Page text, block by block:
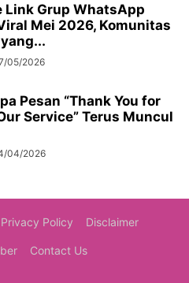
Link Grup WhatsApp
Mei 2026, Komunitas
05/2026
Pesan “Thank You for
Service” Terus Muncul
04/2026
Privacy Policy Disclaimer
Contact Us